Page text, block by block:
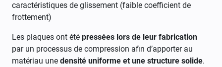
caractéristiques de glissement (faible coefficient de
frottement)
Les plaques ont été pressées lors de leur fabrication
par un processus de compression afin d’apporter au
matériau une densité uniforme et une structure solide.